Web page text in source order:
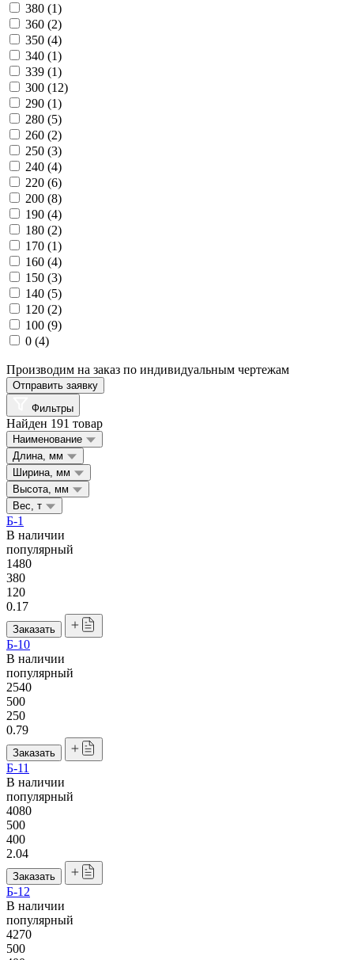
380 (1)
360 (2)
350 (4)
340 (1)
339 (1)
300 (12)
290 (1)
280 (5)
260 (2)
250 (3)
240 (4)
220 (6)
200 (8)
190 (4)
180 (2)
170 (1)
160 (4)
150 (3)
140 (5)
120 (2)
100 (9)
0 (4)
Производим на заказ по индивидуальным чертежам
Отправить заявку
Фильтры
Найден 191 товар
Наименование
Длина, мм
Ширина, мм
Высота, мм
Вес, т
Б-1
В наличии
популярный
1480
380
120
0.17
Заказать
Б-10
В наличии
популярный
2540
500
250
0.79
Заказать
Б-11
В наличии
популярный
4080
500
400
2.04
Заказать
Б-12
В наличии
популярный
4270
500